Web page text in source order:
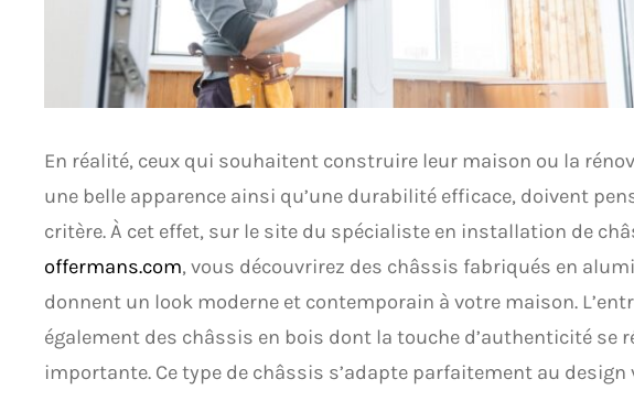
En réalité, ceux qui souhaitent construire leur maison ou la
une belle apparence ainsi qu’une durabilité efficace, doivent
critère. À cet effet, sur le site du spécialiste en installation de
offermans.com, vous découvrirez des châssis fabriqués en
donnent un look moderne et contemporain à votre maison.
également des châssis en bois dont la touche d’authenticité se
importante. Ce type de châssis s’adapte parfaitement au design